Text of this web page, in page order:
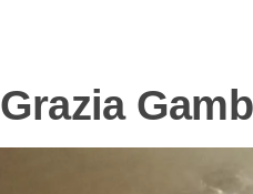
Grazia